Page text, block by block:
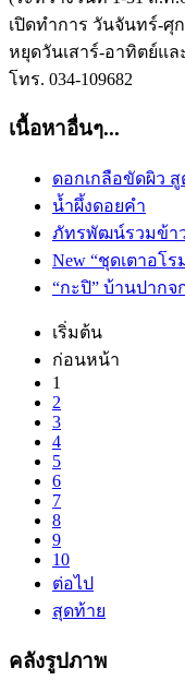
เปิดทำการ วันจันทร์-ศุก
หยุดวันเสาร์-อาทิตย์แ
โทร. 034-109682
เนื้อหาอื่นๆ...
ดอกเกลือขัดผิว
น้ำผึ้งดอยคำ
ภัทรพัฒน์รวมข้า
New “ชุดเตาอโร
“กะปิ” บ้านปากจ
เริ่มต้น
ก่อนหน้า
1
2
3
4
5
6
7
8
9
10
ต่อไป
สุดท้าย
คลังรูปภาพ